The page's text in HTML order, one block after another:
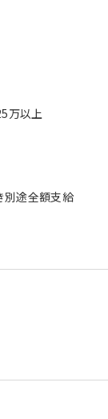
万以上
別途全額支給